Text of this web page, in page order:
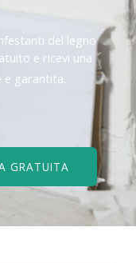
del legno
e ricevi una
e garantita.
GRATUITA